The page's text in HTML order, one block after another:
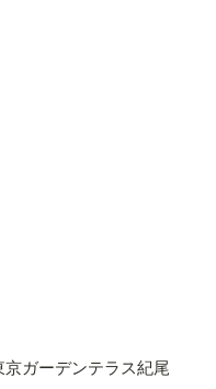
ガーデンテラス紀尾